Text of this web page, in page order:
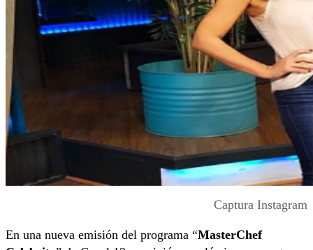
Captura Instagram
En una nueva emisión del programa “MasterChef